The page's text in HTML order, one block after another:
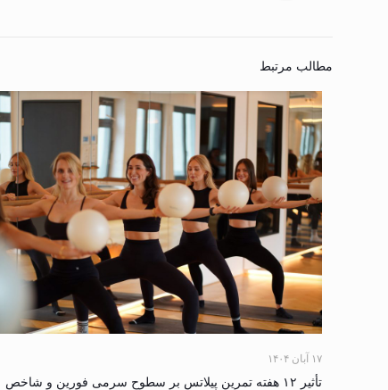
مطالب مرتبط
۱۷ آبان ۱۴۰۴
تأثیر ۱۲ هفته تمرین پیلاتس بر سطوح سرمی فورین و شاخص